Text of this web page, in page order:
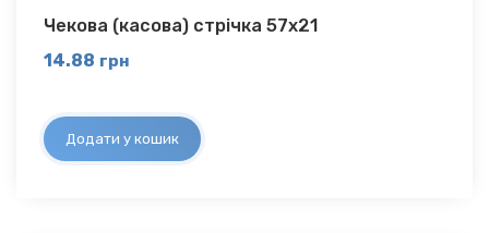
Чекова (касова) стрічка 57х21
14.88 грн
Додати у кошик